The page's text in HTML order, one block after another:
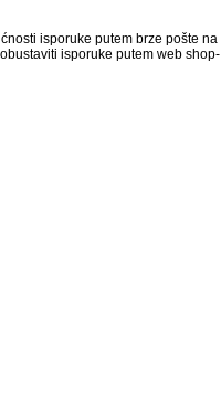
isporuke putem brze pošte na
isporuke putem web shop-